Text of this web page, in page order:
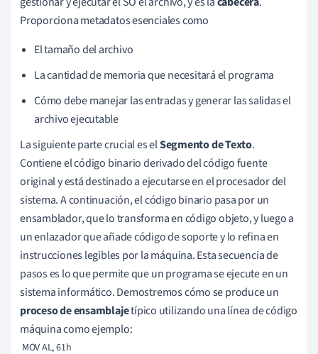
Proporciona metadatos esenciales como
El tamaño del archivo
La cantidad de memoria que necesitará el programa
Cómo debe manejar las entradas y generar las salidas el
archivo ejecutable
La siguiente parte crucial es elSegmento de Texto.
Contiene el código binario derivado del código fuente
original y está destinado a ejecutarse en el procesador del
sistema. A continuación, el código binario pasa por un
ensamblador, que lo transforma en código objeto, y luego a
un enlazador que añade código de soporte y lo refina en
instrucciones legibles por la máquina. Esta secuencia de
pasos es lo que permite que un programa se ejecute en un
sistema informático. Demostremos cómo se produce un
proceso de ensamblajetípico utilizando una línea de código
máquina como ejemplo:
MOV AL, 61h